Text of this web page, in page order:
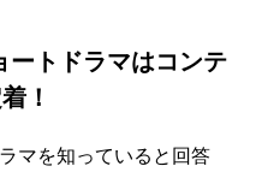
ートドラマはコンテ
！
マを知っていると回答